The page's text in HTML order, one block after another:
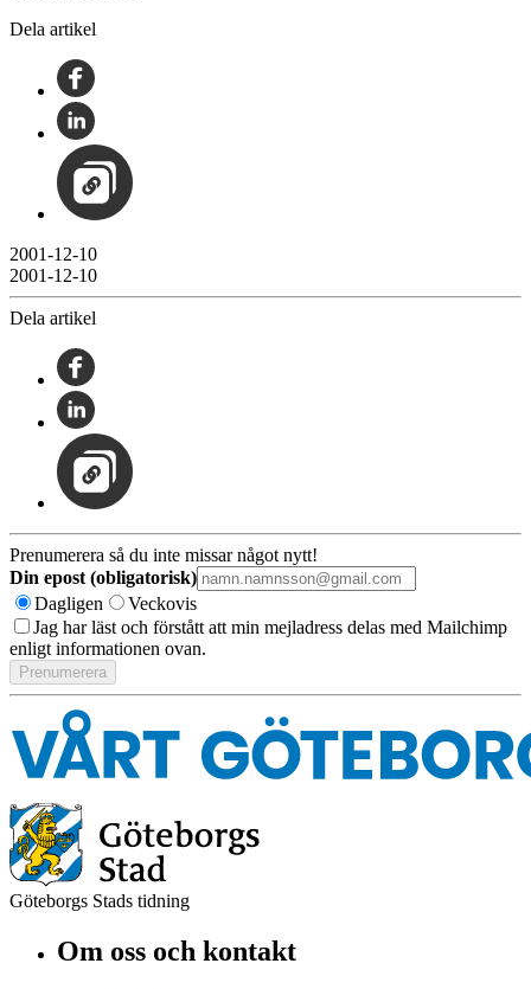
Dela artikel
2001-12-10
2001-12-10
Dela artikel
Prenumerera så du inte missar något nytt!
Din epost (obligatorisk)
Dagligen
Veckovis
Jag har läst och förstått att min mejladress delas med Mailchimp
enligt informationen ovan.
Göteborgs Stads tidning
Om oss och kontakt